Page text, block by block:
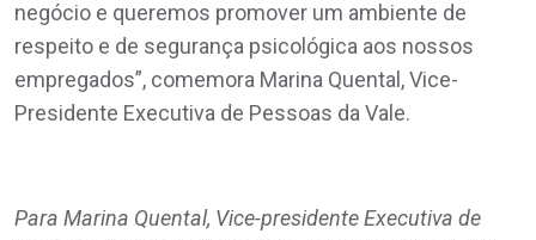
negócio e queremos promover um ambiente de
respeito e de segurança psicológica aos nossos
empregados”, comemora Marina Quental, Vice-
Presidente Executiva de Pessoas da Vale.
Para Marina Quental, Vice-presidente Executiva de